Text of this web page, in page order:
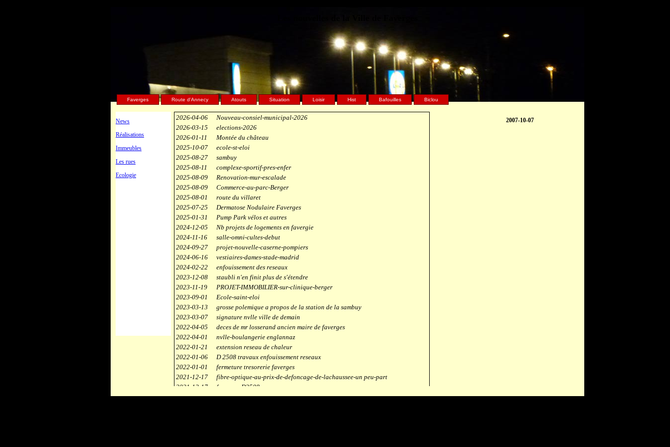
News
Réalisations
Immeubles
Les rues
Ecologie
Faverges Route d'Annecy Atouts Situation Loisir Hist Bafouilles Biclou
2026-04-06
Nouveau-consiel-municipal-2026
2026-03-15
elections-2026
2026-01-11
Montée du château
2025-10-07
ecole-st-eloi
2025-08-27
sambuy
2025-08-11
complexe-sportif-pres-enfer
2025-08-09
Renovation-mur-escalade
2025-08-09
Commerce-au-parc-Berger
2025-08-01
route du villaret
2025-07-25
Dermatose Nodulaire Faverges
2025-01-31
Pump Park vélos et autres
2024-12-05
Nb projets de logements en favergie
2024-11-16
salle-omni-cultes-debut
2024-09-27
projet-nouvelle-caserne-pompiers
2024-06-16
vestiaires-dames-stade-madrid
2024-02-22
enfouissement des reseaux
2023-12-08
staubli n'en finit plus de s'étendre
2023-11-19
PROJET-IMMOBILIER-sur-clinique-berger
2023-09-01
Ecole-saint-eloi
2023-03-13
grosse polemique a propos de la station de la sambuy
2023-03-07
signature nvlle ville de demain
2022-04-05
deces de mr losserand ancien maire de faverges
2022-04-01
nvlle-boulangerie englannaz
2022-01-21
extension reseau de chaleur
2022-01-06
D 2508 travaux enfouissement reseaux
2022-01-01
fermeture tresorerie faverges
2021-12-17
fibre-optique-au-prix-de-defoncage-de-lachaussee-un peu-part
2021-12-17
faverges-D2508
2021-12-17
staubli
2007-10-07